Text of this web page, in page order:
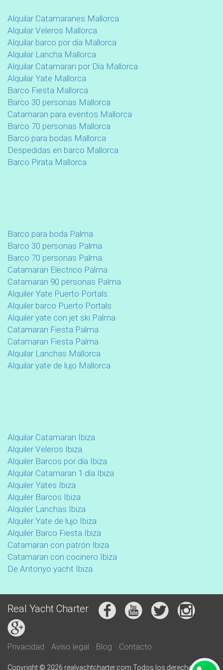
Alquilar Catamaranes Mallorca
Alquilar Veleros Mallorca
Alquilar barco por día Mallorca
Alquilar Lancha Mallorca
Alquilar Catamaran por Día Mallorca
Alquilar Yate Mallorca
Barco Fiesta Mallorca
Barco 30 personas Mallorca
Catamaran para eventos Mallorca
Barco 70 personas Mallorca
Barco para bodas Mallorca
Despedidas en barco Mallorca
Barco Pirata Mallorca
Barco para boda Palma
Barco 30 personas Palma
Barco 70 personas Palma
Catamaran Electrico Palma
Catamaran 90 personas Palma
Alquiler Yate Puerto Portals
Alquiler barco Puerto Portals
Alquiler yate con jet ski Palma
Catamaran Fiesta Palma
Catamaran Fiesta Palma
Alquilar Lanchas Mallorca
Alquilar yate de lujo Mallorca
Alquilar Catamaran Ibiza
Alquiler Veleros Ibiza
Alquiler Barcos por día Ibiza
Alquilar Catamaran 1 día Ibiza
Alquiler Yates Ibiza
Alquiler Barcos Ibiza
Alquiler Lanchas Ibiza
Alquiler Yate de lujo Ibiza
Alquiler Barco Fiesta Ibiza
Catamaran con patrón Ibiza
Catamaran con cocinero Ibiza
De Antonyo yacht Ibiza
Real Yacht Charter
Privacidad Aviso legal Blog Contacto
Copyright © 2026 realyachtcharter.com Todos los derechos